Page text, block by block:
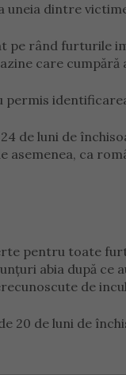
uneia dintre
pe rând furturile
care cumpără
permis
de luni de
ca
pentru toate
abia după
de
20 de luni de